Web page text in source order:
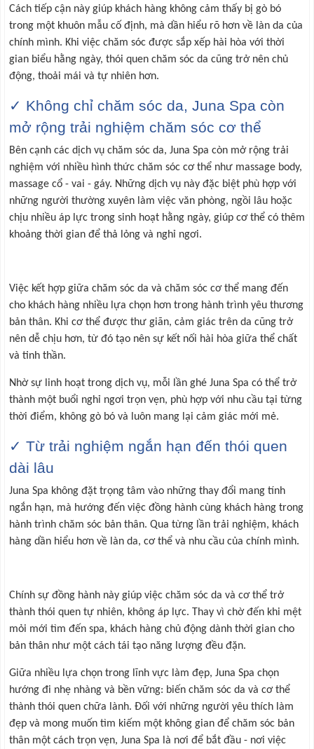
Cách tiếp cận này giúp khách hàng không cảm thấy bị gò bó
trong một khuôn mẫu cố định, mà dần hiểu rõ hơn về làn da của
chính mình. Khi việc chăm sóc được sắp xếp hài hòa với thời
gian biểu hằng ngày, thói quen chăm sóc da cũng trở nên chủ
động, thoải mái và tự nhiên hơn.
✓ Không chỉ chăm sóc da, Juna Spa còn
mở rộng trải nghiệm chăm sóc cơ thể
Bên cạnh các dịch vụ chăm sóc da, Juna Spa còn mở rộng trải
nghiệm với nhiều hình thức chăm sóc cơ thể như massage body,
massage cổ - vai - gáy. Những dịch vụ này đặc biệt phù hợp với
những người thường xuyên làm việc văn phòng, ngồi lâu hoặc
chịu nhiều áp lực trong sinh hoạt hằng ngày, giúp cơ thể có thêm
khoảng thời gian để thả lỏng và nghỉ ngơi.
Việc kết hợp giữa chăm sóc da và chăm sóc cơ thể mang đến
cho khách hàng nhiều lựa chọn hơn trong hành trình yêu thương
bản thân. Khi cơ thể được thư giãn, cảm giác trên da cũng trở
nên dễ chịu hơn, từ đó tạo nên sự kết nối hài hòa giữa thể chất
và tinh thần.
Nhờ sự linh hoạt trong dịch vụ, mỗi lần ghé Juna Spa có thể trở
thành một buổi nghỉ ngơi trọn vẹn, phù hợp với nhu cầu tại từng
thời điểm, không gò bó và luôn mang lại cảm giác mới mẻ.
✓ Từ trải nghiệm ngắn hạn đến thói quen
dài lâu
Juna Spa không đặt trọng tâm vào những thay đổi mang tính
ngắn hạn, mà hướng đến việc đồng hành cùng khách hàng trong
hành trình chăm sóc bản thân. Qua từng lần trải nghiệm, khách
hàng dần hiểu hơn về làn da, cơ thể và nhu cầu của chính mình.
Chính sự đồng hành này giúp việc chăm sóc da và cơ thể trở
thành thói quen tự nhiên, không áp lực. Thay vì chờ đến khi mệt
mỏi mới tìm đến spa, khách hàng chủ động dành thời gian cho
bản thân như một cách tái tạo năng lượng đều đặn.
Giữa nhiều lựa chọn trong lĩnh vực làm đẹp, Juna Spa chọn
hướng đi nhẹ nhàng và bền vững: biến chăm sóc da và cơ thể
thành thói quen chữa lành. Đối với những người yêu thích làm
đẹp và mong muốn tìm kiếm một không gian để chăm sóc bản
thân một cách trọn vẹn, Juna Spa là nơi để bắt đầu - nơi việc